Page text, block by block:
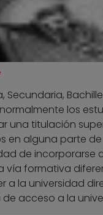
Secundaria,
los
una titulación
en alguna parte
de incorporarse
vía formativa
a la universidad
acceso a la